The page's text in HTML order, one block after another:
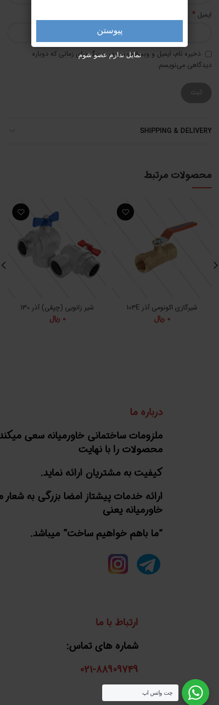
ایمیل *
ذخیره نام، ایمیل و وبسایت من در مرورگر برای زمانی که دوباره
دیدگاهی می‌نویسم.
SHIPPING & DELIVERY
محصولات مرتبط
شیرگازی اکونومی آذر 103E
0 ﷼
شیر زانویی (چپقی) آذر 130
0 ﷼
درباره ما
ملزومات ساختمانی خاورمیانه سعی
محصولات را با نهایت
کیفیت به مشتریان ارائه نماید.
ارائه خدمات پیشتاز امضا بزرگی به شعار
خاورمیانه یعنی
“ما باهم خواهیم ساخت” میباشد.
ارتباط با ما
شماره های تماس:
021-88909749
پیوستن
تمایل ندارم عضو شوم
چت واتس اپ